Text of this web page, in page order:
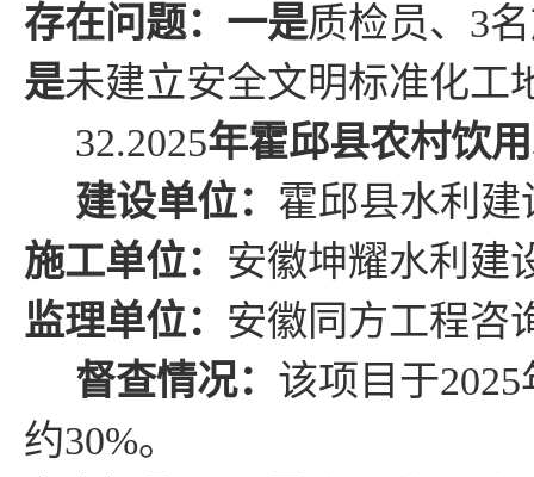
存在问题： 一是质检员、 3
是未建立安全文明标准化工
32.2025年霍邱县农村饮
建设单位： 霍邱县水利建
施工单位： 安徽坤耀水利建
监理单位： 安徽同方工程咨
督查情况： 该项目于2025
约30%。